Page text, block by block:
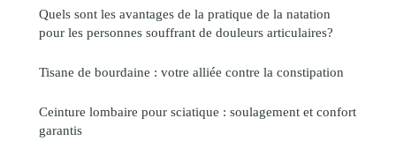
Quels sont les avantages de la pratique de la natation
pour les personnes souffrant de douleurs articulaires?
Tisane de bourdaine : votre alliée contre la constipation
Ceinture lombaire pour sciatique : soulagement et confort
garantis